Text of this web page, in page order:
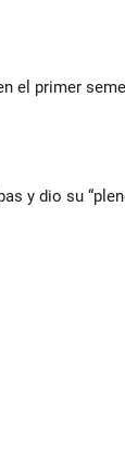
el primer
y dio su